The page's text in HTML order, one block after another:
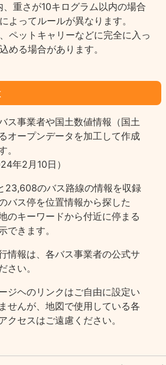
重さが10キログラム以内の場合
よってルールが異なります。
ペットキャリーなどに完全に入っ
める場合があります。
ス事業者や国土数値情報（国土
オープンデータを加工して作成
。
年2月10日）
23,608のバス路線の情報を収録
バス停を位置情報から探した
のキーワードから付近に停まる
できます。
情報は、各バス事業者の公式サ
さい。
ジヘのリンクはご自由に設定い
せんが、地図で使用している各
クセスはご遠慮ください。